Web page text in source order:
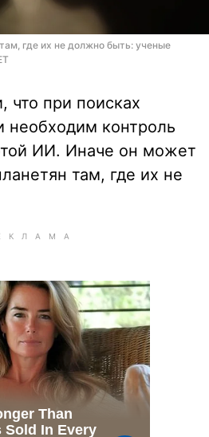
где их не должно быть: ученые
что при поисках
необходим контроль
ИИ. Иначе он может
там, где их не